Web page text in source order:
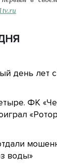
день лет с
ФК
воды»